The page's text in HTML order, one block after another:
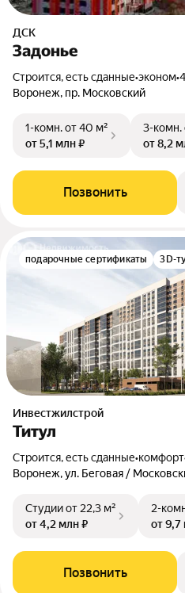
ДСК
Задонье
Строится, есть сданные•эконом•
Воронеж, пр. Московский
1-комн.от 40 м²
от 5,1 млн ₽
3-комн.
от 8,2
Позвонить
подарочные сертификаты 3D-
Инвестжилстрой
Титул
Строится, есть сданные•комфорт
Воронеж, ул. Беговая /
Студииот 22,3 м²
от 4,2 млн ₽
2-
от 9,7
Позвонить